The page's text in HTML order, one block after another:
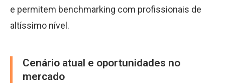
e permitem benchmarking com profissionais de
altíssimo nível.
Cenário atual e oportunidades no
mercado